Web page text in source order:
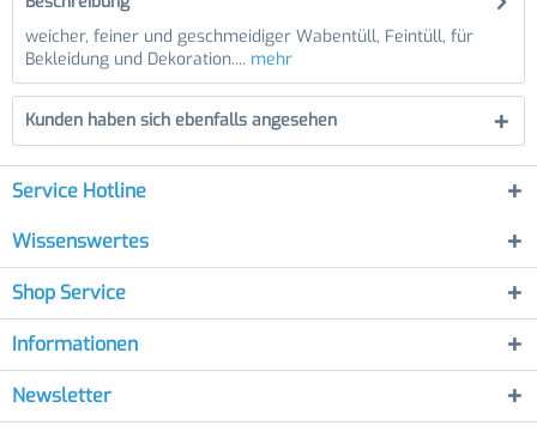
weicher, feiner und geschmeidiger Wabentüll, Feintüll, für
Bekleidung und Dekoration.... mehr
Kunden haben sich ebenfalls angesehen
Service Hotline
Wissenswertes
Shop Service
Informationen
Newsletter